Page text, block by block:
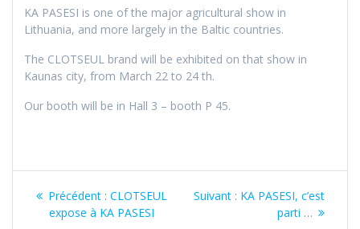
KA PASESI is one of the major agricultural show in
Lithuania, and more largely in the Baltic countries.
The CLOTSEUL brand will be exhibited on that show in
Kaunas city, from March 22 to 24 th.
Our booth will be in Hall 3 – booth P 45.
Navigation
Précédent : Article
précédent
CLOTSEUL
expose à KA PASESI
Suivant : Article
KA PASESI, c’est
parti …